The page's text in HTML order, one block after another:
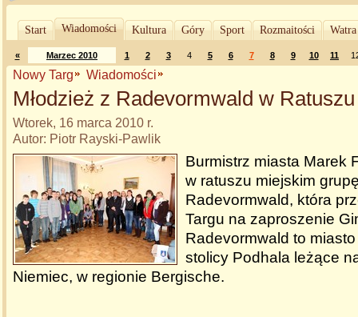
Start Wiadomości Kultura Góry Sport Rozmaitości
« Marzec 2010 1 2 3 4 5 6 7 8 9 10 11
Nowy Targ Wiadomości
Młodzież z Radevormwald w Ratuszu
Wtorek, 16 marca 2010 r.
Autor: Piotr Rayski-Pawlik
Burmistrz miasta Marek
w ratuszu miejskim
Radevormwald, która
Targu na zaproszenie
Radevormwald to
stolicy Podhala leżące
Niemiec, w regionie Bergische.